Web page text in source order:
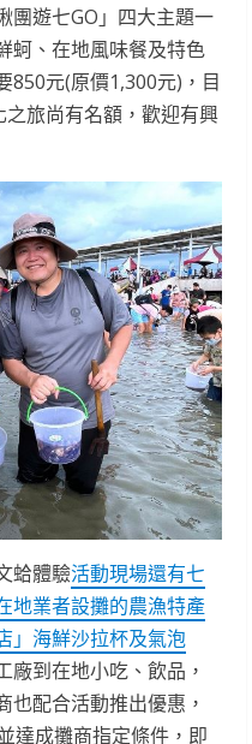
團遊七GO」四大主題一
蚵、在地風味餐及特色
850元(原價1,300元)，目
旅尚有名額，歡迎有興
蛤體驗活動現場還有七
地業者設攤的農漁特產
」海鮮沙拉杯及氣泡
廠到在地小吃、飲品，
也配合活動推出優惠，
達成攤商指定條件，即